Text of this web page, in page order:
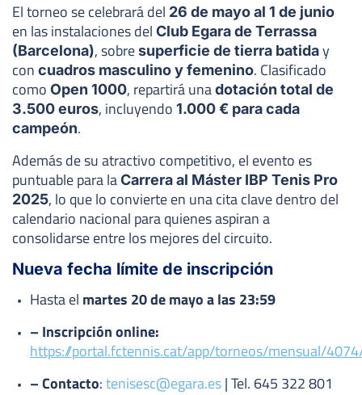
El torneo se celebrará del 26 de mayo al 1 de junio
en las instalaciones del Club Egara de Terrassa
(Barcelona), sobresuperficie de tierra batiday
con cuadros masculino y femenino. Clasificado
como Open 1000, repartirá unadotación total de
3.500 euros, incluyendo 1.000 € para cada
campeón.
Además de su atractivo competitivo, el evento es
puntuable para laCarrera al Máster IBP Tenis Pro
2025, lo que lo convierte en una cita clave dentro del
calendario nacional para quienes aspiran a
consolidarse entre los mejores del circuito.
Nueva fecha límite de inscripción
Hasta el martes 20 de mayo a las 23:59
– Inscripción online:
https://portal.fctennis.cat/app/torneos/mensual/
– Contacto:tenisesc@egara.es| Tel. 645 322 801